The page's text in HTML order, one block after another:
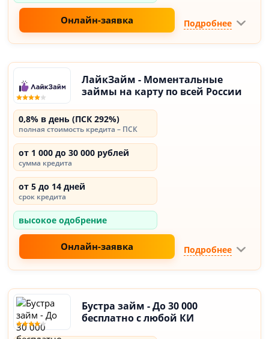
Онлайн-заявка Подробнее
ЛайкЗайм - Моментальные
займы на карту по всей России
0,8% в день (ПСК 292%)
полная стоимость кредита – ПСК
от 1 000 до 30 000 рублей
сумма кредита
от 5 до 14 дней
срок кредита
высокое одобрение
Онлайн-заявка Подробнее
Бустра займ - До 30 000
бесплатно с любой КИ